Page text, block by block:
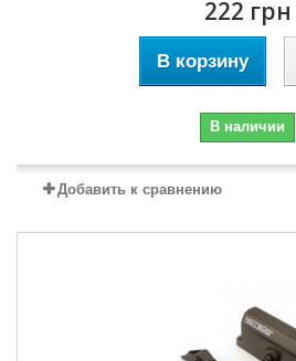
222 грн
В корзину
В наличии
Добавить к сравнению